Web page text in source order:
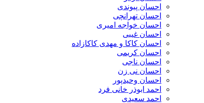
احسان پیوندی
احسان تهرانچی
احسان خواجه امیری
احسان غیبی
احسان کاکا و مهدی کاکازاده
احسان کریمی
احسان ناجی
احسان نی زن
احسان وحیدپور
احمد ابوذر خانی فرد
احمد سعیدی